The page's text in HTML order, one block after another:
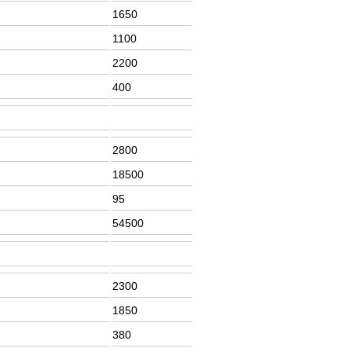
1650
1100
2200
400
2800
18500
95
54500
2300
1850
380